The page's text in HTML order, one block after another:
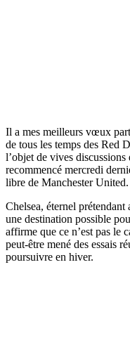
Il a mes meilleurs vœux
de tous les temps des Red
l’objet de vives
recommencé mercredi
libre de Manchester United.
Chelsea, éternel
une destination possible
affirme que ce n’est pas le
peut-être mené des essais
poursuivre en hiver.